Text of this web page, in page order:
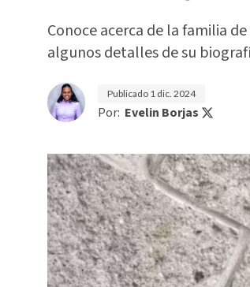
Conoce acerca de la familia
algunos detalles de su
Publicado 1 dic. 2024
Por: Evelin Borjas